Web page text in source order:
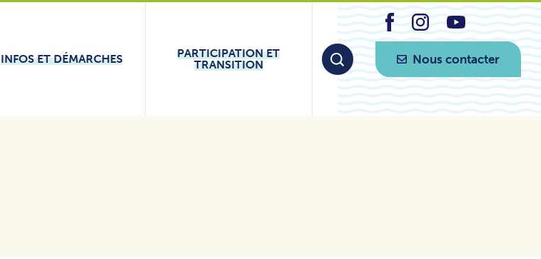
INFOS ET DÉMARCHES
PARTICIPATION ET
TRANSITION
Nous contacter